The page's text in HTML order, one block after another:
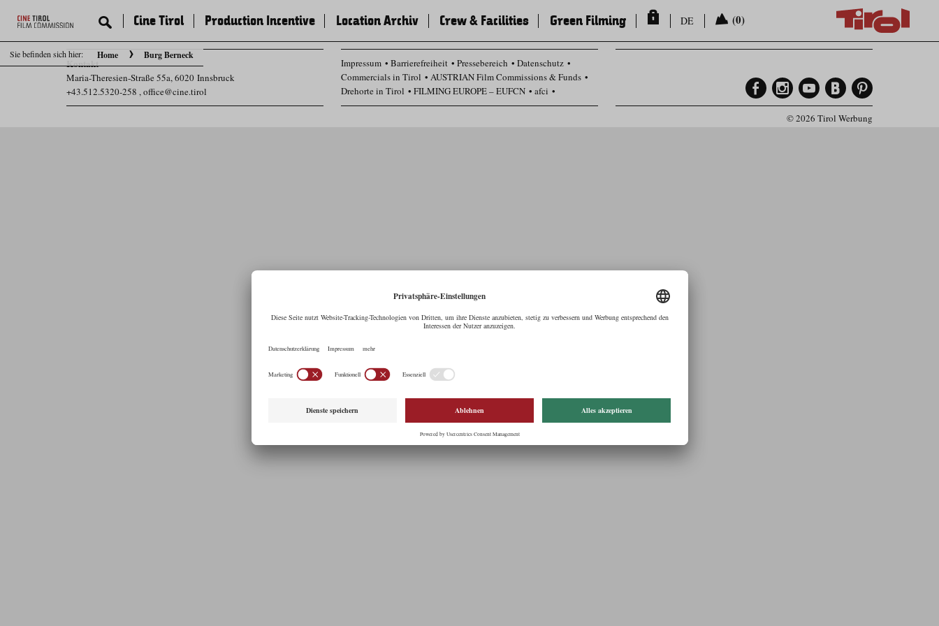
Sie befinden sich hier: Home Burg Berneck
Cine Tirol Production Incentive Location Archiv Crew & Facilities Green Filming DE (0)
Kontakt
Maria-Theresien-Straße 55a, 6020 Innsbruck
+43.512.5320-258 ,office@cine.tirol
Impressum Barrierefreiheit Pressebereich
Datenschutz
Commercials in Tirol
AUSTRIAN Film Commissions & Funds
Drehorte in Tirol
FILMING EUROPE – EUFCN
afci
Datenschutz Einstellungen
© 2026 Tirol Werbung